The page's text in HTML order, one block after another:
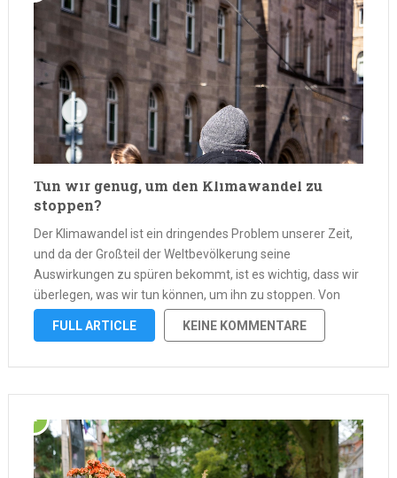
Tun wir genug, um den Klimawandel zu
stoppen?
Der Klimawandel ist ein dringendes Problem unserer Zeit,
und da der Großteil der Weltbevölkerung seine
Auswirkungen zu spüren bekommt, ist es wichtig, dass wir
überlegen, was wir tun können, um ihn zu stoppen. Von
großen Initiativen bis hin zu kleinen Schritten, die jeder
Einzelne gehen kann, …
FULL ARTICLE KEINE KOMMENTARE